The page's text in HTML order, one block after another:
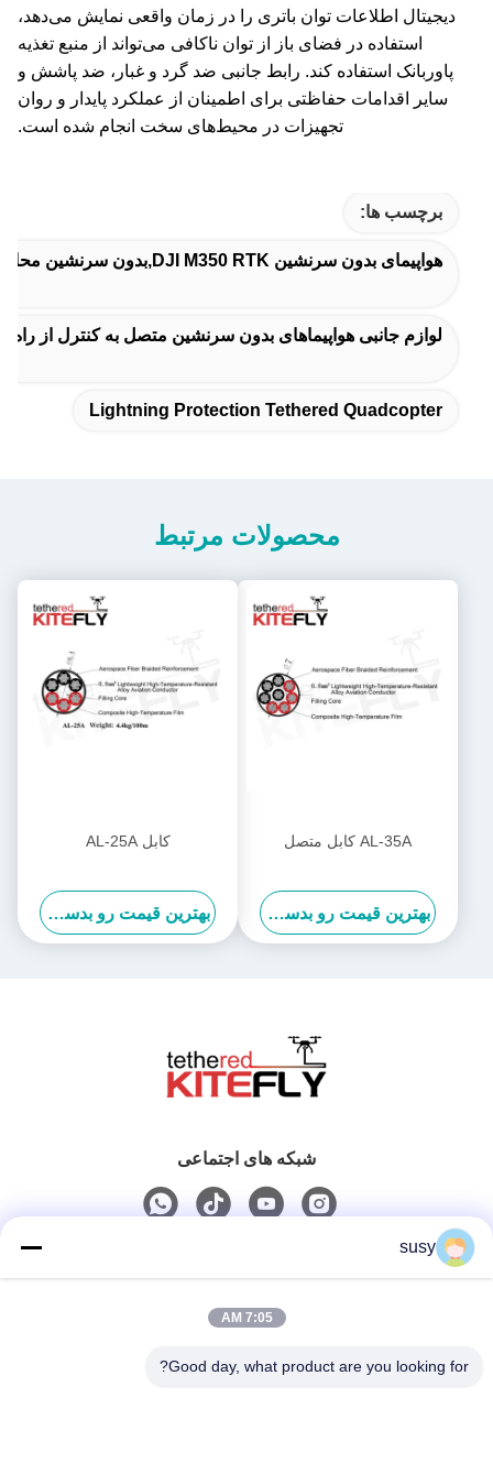
دیجیتال اطلاعات توان باتری را در زمان واقعی نمایش می‌دهد،
استفاده در فضای باز از توان ناکافی می‌تواند از منبع تغذیه
پاوربانک استفاده کند. رابط جانبی ضد گرد و غبار، ضد پاشش و
سایر اقدامات حفاظتی برای اطمینان از عملکرد پایدار و روان
تجهیزات در محیط‌های سخت انجام شده است.
برچسب ها:
هواپیمای بدون سرنشین DJI M350 RTK,بدون سرنشین محافظ برق,چهارچرخه دار محافظت از رعد و برق
لوازم جانبی هواپیماهای بدون سرنشین متصل به کنترل از
Lightning Protection Tethered Quadcopter
محصولات مرتبط
AL-35A کابل متصل
بهترین قیمت رو بدست بیار
کابل AL-25A
بهترین قیمت رو بدست بیار
شبکه های اجتماعی
0086-19952400441
susy
7:05 AM
Good day, what product are you looking for?